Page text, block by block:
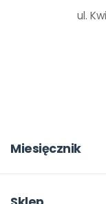
ul.
Miesięcznik